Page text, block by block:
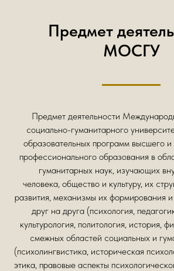
Предмет
МОСГУ
Предмет деятельности
социально-гуманитарного
образовательных программ высшего и
профессионального образования в
гуманитарных наук, изучающих
человека, общество и культуру, их
развития, механизмы их формирования
друг на друга (психология,
культурология, политология, история,
смежных областей социальных и
(психолингвистика, историческая
этика, правовые аспекты